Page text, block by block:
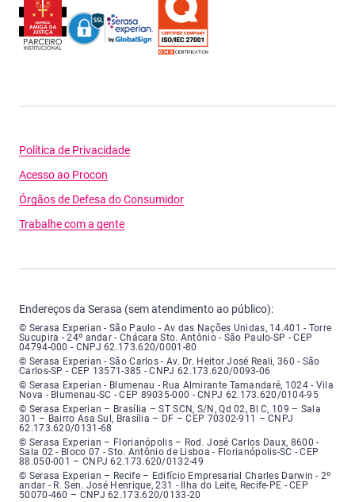
Política de Privacidade
Acesso ao Procon
Órgãos de Defesa do Consumidor
Trabalhe com a gente
Endereços da Serasa (sem atendimento ao público):
Serasa Experian - São Paulo - Endereço: Avenida das Nações Unidas,
© Serasa Experian - São Paulo - Av das Nações Unidas, 14.401 - Torre
Sucupira - 24º andar - Chácara Sto. Antônio - São Paulo-SP - CEP
04794-000 - CNPJ 62.173.620/0001-80
Serasa Experian - São Carlos - Endereço: Avenida Doutor Heitor José
© Serasa Experian - São Carlos - Av. Dr. Heitor José Reali, 360 - São
Carlos-SP - CEP 13571-385 - CNPJ 62.173.620/0093-06
Serasa Experian - Blumenau - Endereço: Rua Almirante Tamandaré,
© Serasa Experian - Blumenau - Rua Almirante Tamandaré, 1024 - Vila
Nova - Blumenau-SC - CEP 89035-000 - CNPJ 62.173.620/0104-95
Serasa Experian - Brasília, Endereço: Setor Comercial Norte, sem
© Serasa Experian – Brasília – ST SCN, S/N, Qd 02, Bl C, 109 – Sala
301 – Bairro Asa Sul, Brasília – DF – CEP 70302-911 – CNPJ
62.173.620/0131-68
Serasa Experian - Florianópolis, Endereço: Rodovia José Carlos, número
© Serasa Experian – Florianópolis – Rod. José Carlos Daux, 8600 -
Sala 02 - Bloco 07 - Sto. Antônio de Lisboa - Florianópolis-SC - CEP
88.050-001 – CNPJ 62.173.620/0132-49
Serasa Experian - Recife, Endereço: Edifício Empresarial Charles Darwin,
© Serasa Experian – Recife – Edifício Empresarial Charles Darwin - 2º
andar - R. Sen. José Henrique, 231 - Ilha do Leite, Recife-PE - CEP
50070-460 – CNPJ 62.173.620/0133-20